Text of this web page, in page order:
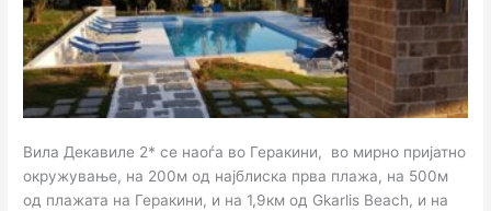
Вила Декавиле 2* се наоѓа во Геракини, во мирно пријатно
окружување, на 200м од најблиска прва плажа, на 500м
од плажата на Геракини, и на 1,9км од Gkarlis Beach, и на